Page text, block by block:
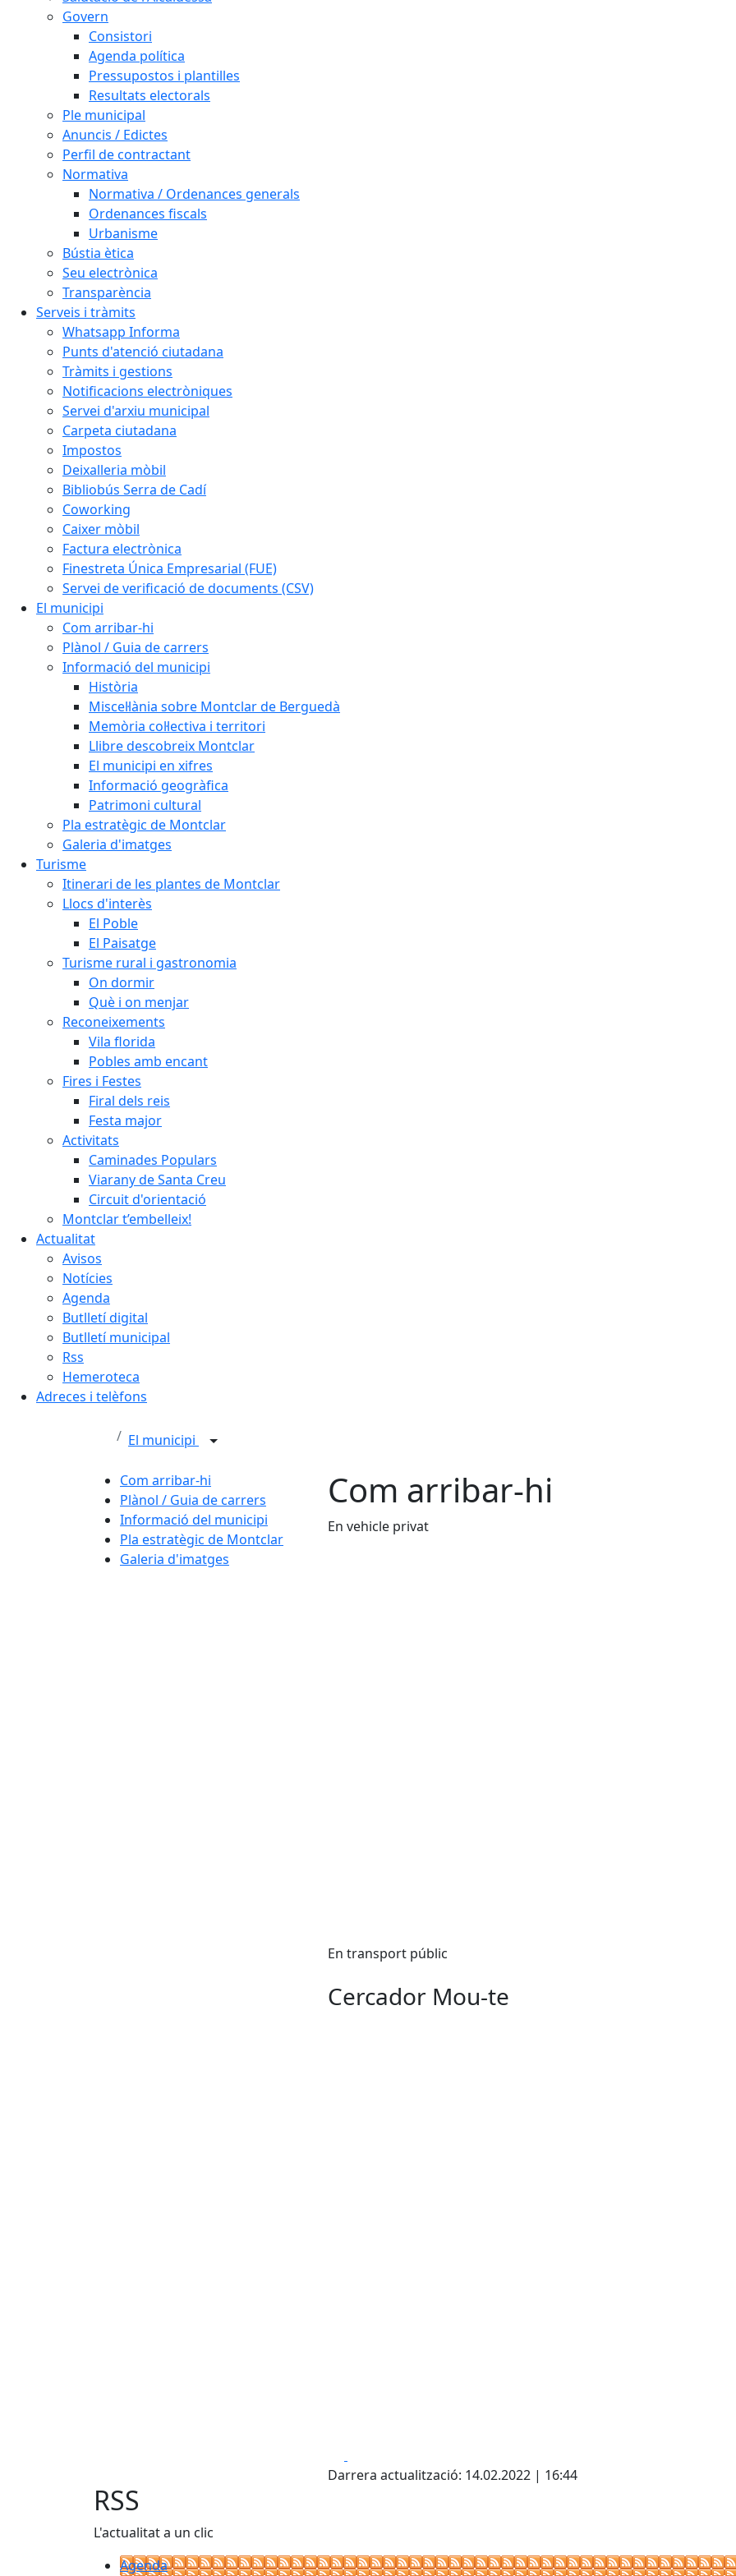
Govern
Consistori
Agenda política
Pressupostos i plantilles
Resultats electorals
Ple municipal
Anuncis / Edictes
Perfil de contractant
Normativa
Normativa / Ordenances generals
Ordenances fiscals
Urbanisme
Bústia ètica
Seu electrònica
Transparència
Serveis i tràmits
Whatsapp Informa
Punts d'atenció ciutadana
Tràmits i gestions
Notificacions electròniques
Servei d'arxiu municipal
Carpeta ciutadana
Impostos
Deixalleria mòbil
Bibliobús Serra de Cadí
Coworking
Caixer mòbil
Factura electrònica
Finestreta Única Empresarial (FUE)
Servei de verificació de documents (CSV)
El municipi
Com arribar-hi
Plànol / Guia de carrers
Informació del municipi
Història
Miscel·lània sobre Montclar de Berguedà
Memòria col·lectiva i territori
Llibre descobreix Montclar
El municipi en xifres
Informació geogràfica
Patrimoni cultural
Pla estratègic de Montclar
Galeria d'imatges
Turisme
Itinerari de les plantes de Montclar
Llocs d'interès
El Poble
El Paisatge
Turisme rural i gastronomia
On dormir
Què i on menjar
Reconeixements
Vila florida
Pobles amb encant
Fires i Festes
Firal dels reis
Festa major
Activitats
Caminades Populars
Viarany de Santa Creu
Circuit d'orientació
Montclar t’embelleix!
Actualitat
Avisos
Notícies
Agenda
Butlletí digital
Butlletí municipal
Rss
Hemeroteca
Adreces i telèfons
El municipi
Com arribar-hi
Plànol / Guia de carrers
Informació del municipi
Pla estratègic de Montclar
Galeria d'imatges
Com arribar-hi
En vehicle privat
En transport públic
Cercador Mou-te
Darrera actualització: 14.02.2022 | 16:44
RSS
L'actualitat a un clic
Agenda